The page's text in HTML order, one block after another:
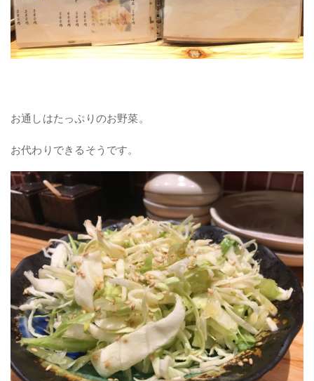
お通しはたっぷりのお野菜。
お代わりできるそうです。